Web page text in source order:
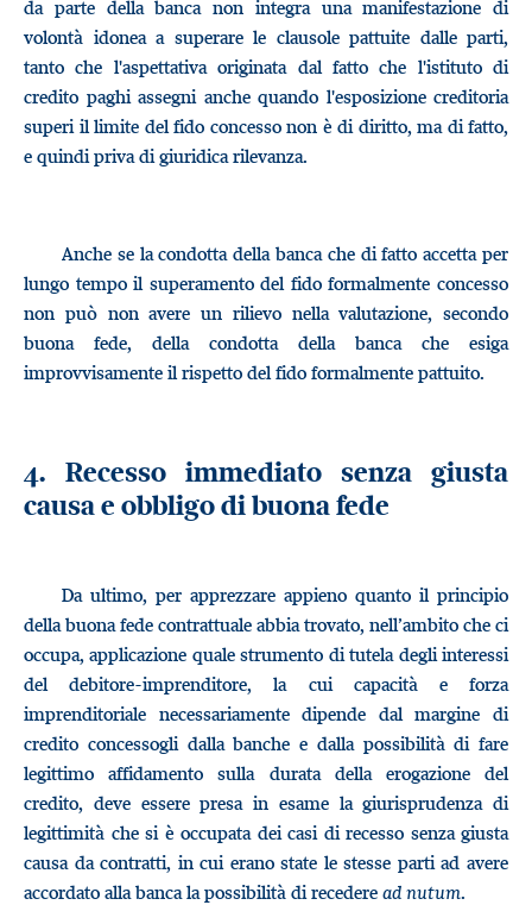
da parte della banca non integra una manifestazione di
volontà idonea a superare le clausole pattuite dalle parti,
tanto che l'aspettativa originata dal fatto che l'istituto di
credito paghi assegni anche quando l'esposizione creditoria
superi il limite del fido concesso non è di diritto, ma di fatto,
e quindi priva di giuridica rilevanza.
Anche se la condotta della banca che di fatto accetta per
lungo tempo il superamento del fido formalmente concesso
non può non avere un rilievo nella valutazione, secondo
buona fede, della condotta della banca che esiga
improvvisamente il rispetto del fido formalmente pattuito.
4. Recesso immediato senza giusta
causa e obbligo di buona fede
Da ultimo, per apprezzare appieno quanto il principio
della buona fede contrattuale abbia trovato, nell’ambito che ci
occupa, applicazione quale strumento di tutela degli interessi
del debitore-imprenditore, la cui capacità e forza
imprenditoriale necessariamente dipende dal margine di
credito concessogli dalla banche e dalla possibilità di fare
legittimo affidamento sulla durata della erogazione del
credito, deve essere presa in esame la giurisprudenza di
legittimità che si è occupata dei casi di recesso senza giusta
causa da contratti, in cui erano state le stesse parti ad avere
accordato alla banca la possibilità di recedere ad nutum.